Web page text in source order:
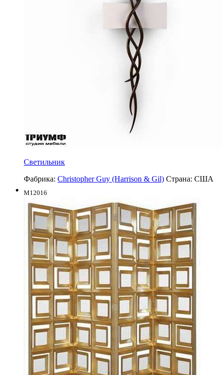
Светильник
Фабрика: Christopher Guy (Harrison & Gil) Страна: США
M12016